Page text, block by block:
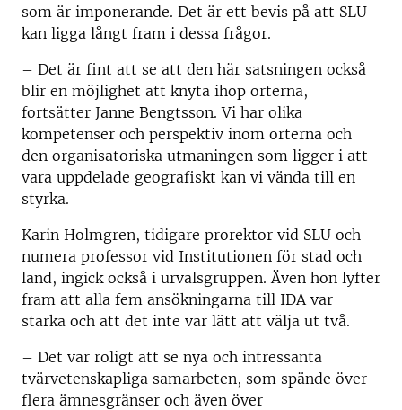
som är imponerande. Det är ett bevis på att SLU
kan ligga långt fram i dessa frågor.
– Det är fint att se att den här satsningen också
blir en möjlighet att knyta ihop orterna,
fortsätter Janne Bengtsson. Vi har olika
kompetenser och perspektiv inom orterna och
den organisatoriska utmaningen som ligger i att
vara uppdelade geografiskt kan vi vända till en
styrka.
Karin Holmgren, tidigare prorektor vid SLU och
numera professor vid Institutionen för stad och
land, ingick också i urvalsgruppen. Även hon lyfter
fram att alla fem ansökningarna till IDA var
starka och att det inte var lätt att välja ut två.
– Det var roligt att se nya och intressanta
tvärvetenskapliga samarbeten, som spände över
flera ämnesgränser och även över